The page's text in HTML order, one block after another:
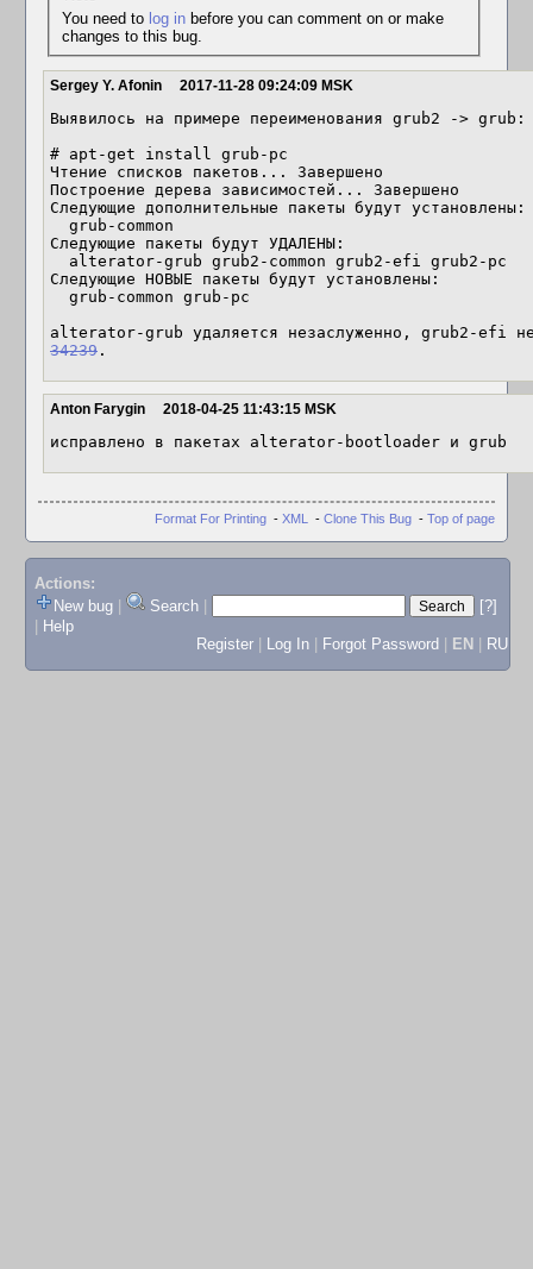
You need to log inbefore you can comment on or make
changes to this bug.
Sergey Y. Afonin 2017-11-28 09:24:09 MSK
Выявилось на примере переименования grub2 -> grub:
# apt-get install grub-pc
Чтение списков пакетов... Завершено
Построение дерева зависимостей... Завершено
Следующие дополнительные пакеты будут установлены:
Следующие пакеты будут УДАЛЕНЫ:
Следующие НОВЫЕ пакеты будут установлены:
alterator-grub удаляется незаслуженно, grub2-efi
34239 .
Anton Farygin 2018-04-25 11:43:15 MSK
исправлено в пакетах alterator-bootloader и grub
Format For Printing - XML - Clone This Bug - Top of page
Actions:
New bug
Search
[?]
Help
Register
Log In Forgot Password EN RU